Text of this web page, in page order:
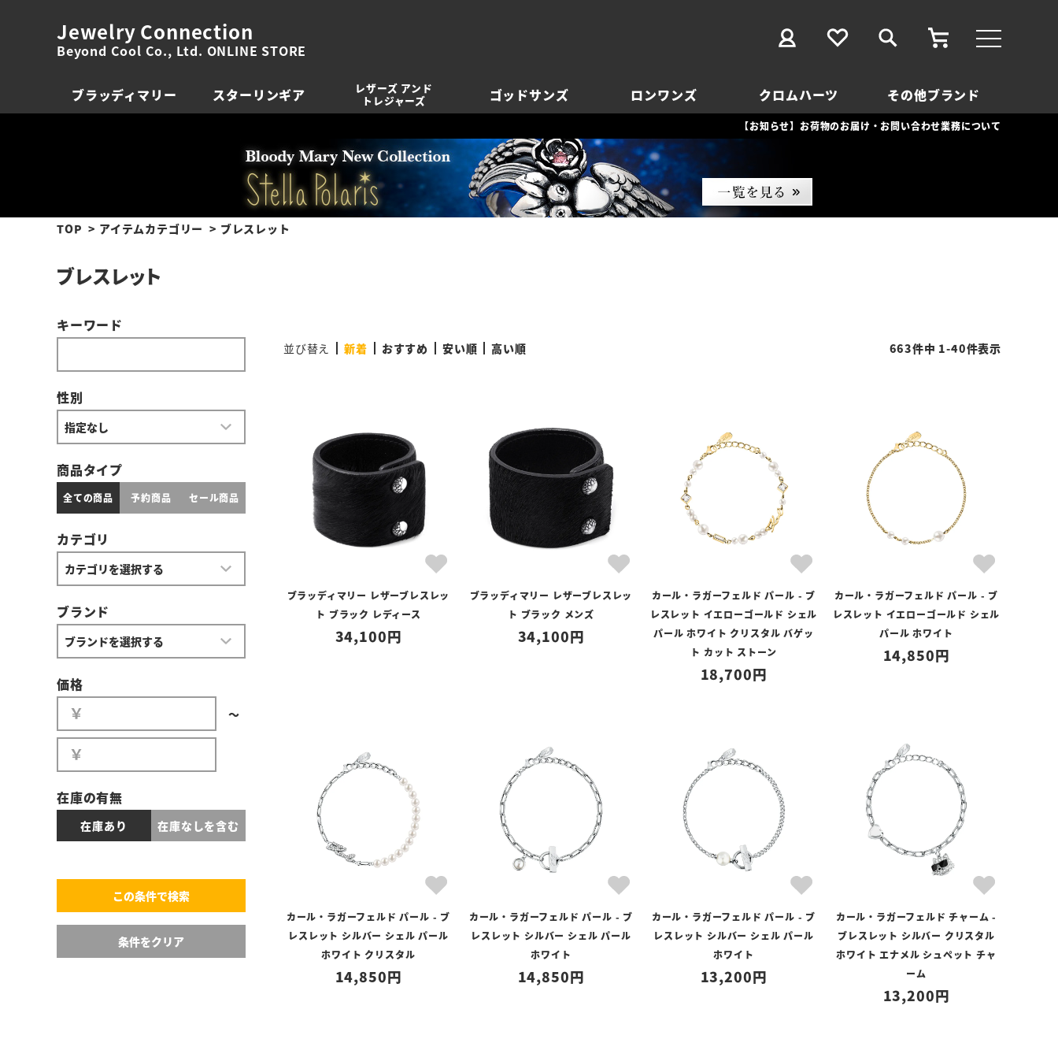
Jewelry Connection
Beyond Cool Co., Ltd. ONLINE STORE
ブラッディマリー スターリンギア
レザーズ アンド
トレジャーズ
ゴッドサンズ ロンワンズ クロムハーツ その他ブランド
【お知らせ】お荷物のお届け・お問い合わせ業務について
TOP アイテムカテゴリー ブレスレット
ブレスレット
キーワード
性別
商品タイプ
全ての商品 予約商品 セール商品
カテゴリ
ブランド
価格
〜
在庫の有無
在庫あり 在庫なしを含む
並び替え 新着 おすすめ 安い順 高い順 663件中 1-40件表示
ブラッディマリー レザーブレスレッ
ト ブラック レディース
34,100
ブラッディマリー レザーブレスレッ
ト ブラック メンズ
34,100
カール・ラガーフェルド パール - ブ
レスレット イエローゴールド シェル
パール ホワイト クリスタル バゲッ
ト カット ストーン
18,700
カール・ラガーフェルド パール - ブ
レスレット イエローゴールド シェル
パール ホワイト
14,850
カール・ラガーフェルド パール - ブ
レスレット シルバー シェル パール
ホワイト クリスタル
14,850
カール・ラガーフェルド パール - ブ
レスレット シルバー シェル パール
ホワイト
14,850
カール・ラガーフェルド パール - ブ
レスレット シルバー シェル パール
ホワイト
13,200
カール・ラガーフェルド チャーム -
ブレスレット シルバー クリスタル
ホワイト エナメル シュペット チャ
ーム
13,200